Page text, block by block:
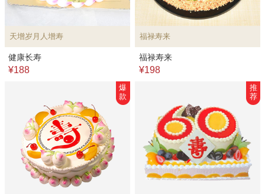
天增岁月人增寿
健康长寿
¥188
福禄寿来
福禄寿来
¥198
爆
款
推
荐